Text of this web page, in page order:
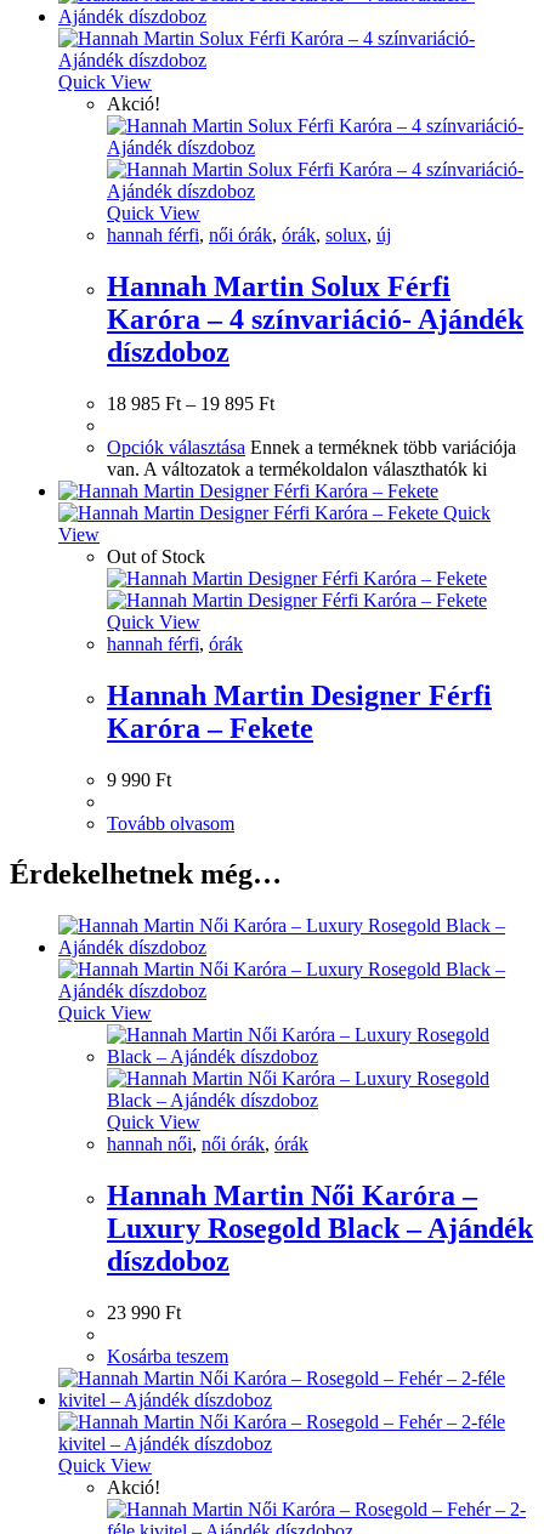
Quick View
Akció!
Quick View
hannah férfi, női órák, órák, solux, új
Hannah Martin Solux Férfi
Karóra – 4 színvariáció- Ajándék
díszdoboz
18 985 Ft – 19 895 Ft
Opciók választása Ennek a terméknek több variációja
van. A változatok a termékoldalon választhatók ki
Quick
View
Out of Stock
Quick View
hannah férfi, órák
Hannah Martin Designer Férfi
Karóra – Fekete
9 990 Ft
Tovább olvasom
Érdekelhetnek még…
Quick View
Quick View
hannah női, női órák, órák
Hannah Martin Női Karóra –
Luxury Rosegold Black – Ajándék
díszdoboz
23 990 Ft
Kosárba teszem
Quick View
Akció!